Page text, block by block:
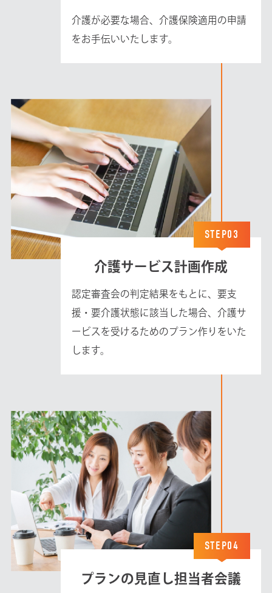
介護が必要な場合、介護保険適用の申請
をお手伝いいたします。
STEP03
介護サービス計画作成
認定審査会の判定結果をもとに、要支
援・要介護状態に該当した場合、介護サ
ービスを受けるためのプラン作りをいた
します。
STEP04
プランの見直し担当者会議